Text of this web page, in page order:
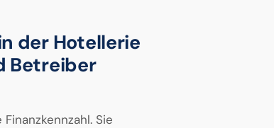
der Hotellerie
Betreiber
Sie